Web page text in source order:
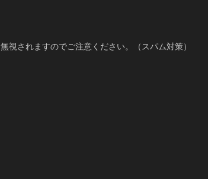
視されますのでご注意ください。（スパム対策）